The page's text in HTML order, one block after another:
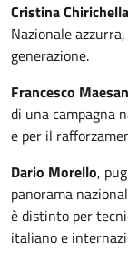
Cristina Chirichella
Nazionale
generazione.
Francesco
di una campagna
e per il
Dario Morello,
panorama
è distinto per
italiano e